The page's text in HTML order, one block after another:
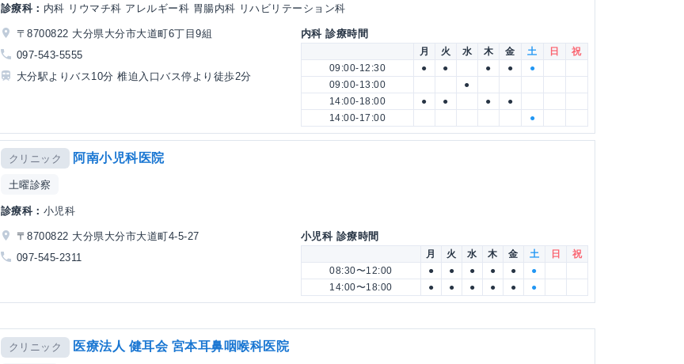
診療科： 内科 リウマチ科 アレルギー科 胃腸内科 リハビリテーション科
〒8700822 大分県大分市大道町6丁目9組
097-543-5555
大分駅よりバス10分 椎迫入口バス停より徒歩2分
内科 診療時間
月 火 水 木 金 土 日
祝
09:00-12:30
● ● ● ●
●
09:00-13:00
●
14:00-18:00
● ● ●
●
14:00-17:00
●
クリニック 阿南小児科医院
土曜診察
診療科： 小児科
〒8700822 大分県大分市大道町4-5-27
097-545-2311
小児科 診療時間
月 火 水 木 金 土 日
祝
08:30〜12:00
● ● ● ● ●
●
14:00〜18:00
● ● ● ● ● ●
クリニック 医療法人 健耳会 宮本耳鼻咽喉科医院